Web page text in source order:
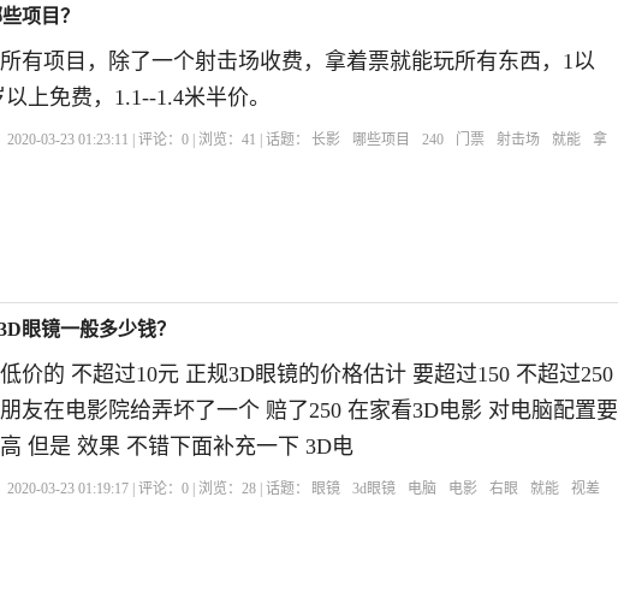
项目？
有项目，除了一个射击场收费，拿着票就能玩所有东西，1以
以上免费，1.1--1.4米半价。
03-23 01:23:11 | 评论：0 | 浏览：41 | 话题： 长影 哪些项目 240 门票 射击场 就能
拿
眼镜一般多少钱？
价的 不超过10元 正规3D眼镜的价格估计 要超过150 不超过250
友在电影院给弄坏了一个 赔了250 在家看3D电影 对电脑配置要
但是 效果 不错下面补充一下 3D电
03-23 01:19:17 | 评论：0 | 浏览：28 | 话题： 眼镜 3d眼镜 电脑 电影 右眼 就能 视差